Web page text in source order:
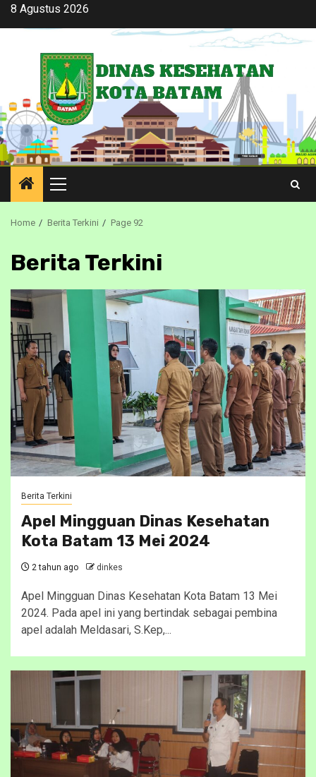
Skip8 Agustus 2026
Primary
Menu
Home Berita Terkini Page 92
Berita Terkini
Berita Terkini
Apel Mingguan Dinas Kesehatan
Kota Batam 13 Mei 2024
2 tahun ago dinkes
Apel Mingguan Dinas Kesehatan Kota Batam 13 Mei
2024. Pada apel ini yang bertindak sebagai pembina
apel adalah Meldasari, S.Kep,...